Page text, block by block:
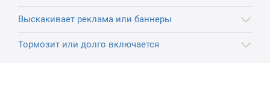
Выскакивает реклама или баннеры
Тормозит или долго включается